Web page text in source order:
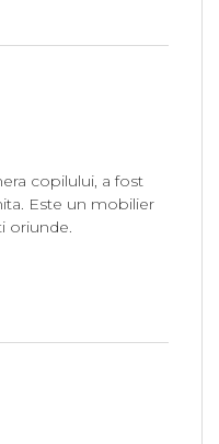
copilului, a fost
Este un mobilier
oriunde.